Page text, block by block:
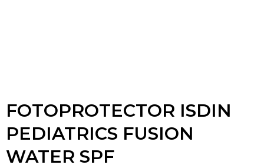
FOTOPROTECTOR ISDIN
PEDIATRICS FUSION
WATER SPF